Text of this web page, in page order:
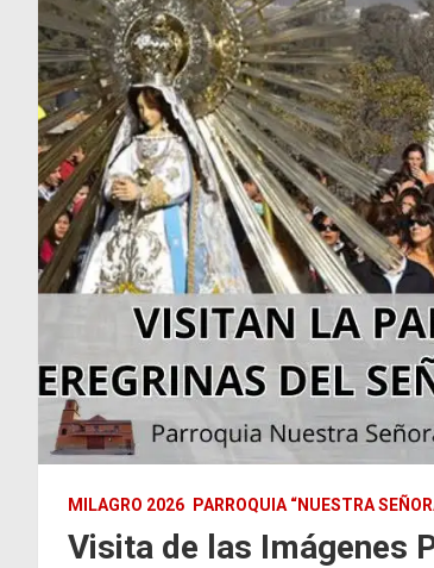
MILAGRO 2026 PARROQUIA “NUESTRA
Visita de las Imágenes